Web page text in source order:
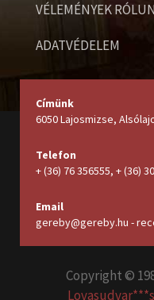
VÉLEMÉNYEK
ADATVÉDELEM
Címünk
6050 Lajosmizse,
Telefon
+ (36) 76 356555, + (36)
Email
gereby@gereby.hu -
Copyright ©
Lovasudvar***s